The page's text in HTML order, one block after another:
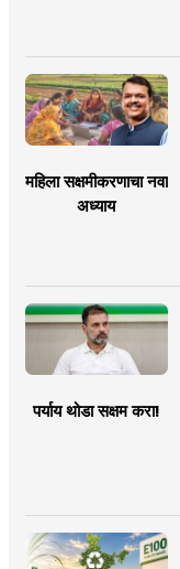
महिला सक्षमीकरणाचा नवा
अध्याय
पर्याय थोडा सक्षम करा!